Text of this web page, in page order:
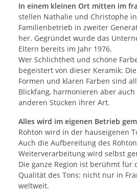
In einem kleinen Ort mitten im
stellen Nathalie und Christophe
Familienbetrieb in zweiter
her. Gegründet wurde das
Eltern bereits im Jahr 1976.
Wer Schlichtheit und schöne
begeistert von dieser Keramik:
Formen und klaren Farben sind
Blickfang, harmonieren aber
anderen Stücken ihrer Art.
Alles wird im eigenen Betrieb
Rohton wird in der hauseigenen
Auch die Aufbereitung des
Weiterverarbeitung wird selbst
Die ganze Region ist berühmt für
Qualität des Tons: nicht nur in
weltweit.